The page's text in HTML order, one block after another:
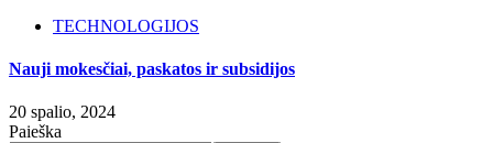
TECHNOLOGIJOS
Nauji mokesčiai, paskatos ir subsidijos
20 spalio, 2024
Paieška